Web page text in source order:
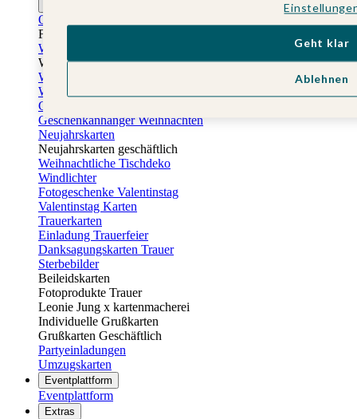
Osterkarten
Fotogeschenke zu Ostern
Weihnachtskarten
Weihnachtskarten selbst gestalten
Weihnachtskarten geschäftlich
Weihnachtsfeier Einladungen
Geschenkaufkleber Weihnachten
Geschenkanhänger Weihnachten
Neujahrskarten
Neujahrskarten geschäftlich
Weihnachtliche Tischdeko
Windlichter
Fotogeschenke Valentinstag
Valentinstag Karten
Trauerkarten
Einladung Trauerfeier
Danksagungskarten Trauer
Sterbebilder
Beileidskarten
Fotoprodukte Trauer
Leonie Jung x kartenmacherei
Individuelle Grußkarten
Grußkarten Geschäftlich
Partyeinladungen
Umzugskarten
Eventplattform
Eventplattform
Extras
Ablehnen
Geht klar